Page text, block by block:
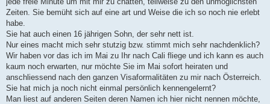
Zeiten. Sie bemüht sich auf eine art und Weise die ich so noch nie erlebt
habe.
Sie hat auch einen 16 jährigen Sohn, der sehr nett ist.
Nur eines macht mich sehr stutzig bzw. stimmt mich sehr nachdenklich?
Wir haben vor das ich im Mai zu Ihr nach Cali fliege und ich kann es auch
kaum noch erwarten, nur möchte Sie im Mai sofort heiraten und
anschliessend nach den ganzen Visaformalitäten zu mir nach Österreich.
Sie hat mich ja noch nicht einmal persönlich kennengelernt?
Man liest auf anderen Seiten deren Namen ich hier nicht nennen möchte,